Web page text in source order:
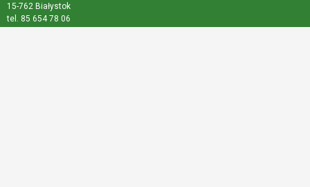
15-762 Białystok
tel. 85 654 78 06